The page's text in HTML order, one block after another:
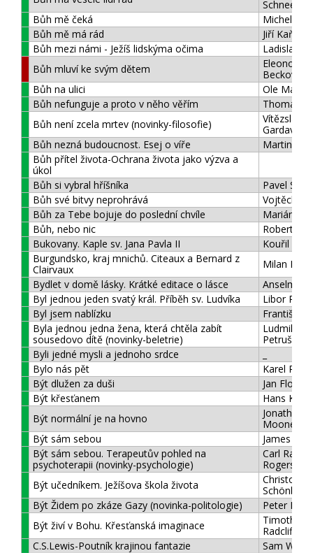
Bůh mě čeká
Michel
Bůh mě má rád
Jiří Kaňa
Bůh mezi námi - Ježíš lidskýma očima
Ladislav
Bůh mluví ke svým dětem
Eleonora
Becková
Bůh na ulici
Ole
Bůh nefunguje a proto v něho věřím
Thomas
Bůh není zcela mrtev (novinky-filosofie)
Vítězslav
Gardavský
Bůh nezná budoucnost. Esej o víře
Martin
Bůh přítel života-Ochrana života jako výzva a
úkol
Bůh si vybral hříšníka
Pavel
Bůh své bitvy neprohrává
Vojtěch
Bůh za Tebe bojuje do poslední chvíle
Marián
Bůh, nebo nic
Robert
Bukovany. Kaple sv. Jana Pavla II
Kouřil
Burgundsko, kraj mnichů. Citeaux a Bernard z
Clairvaux
Milan
Bydlet v domě lásky. Krátké editace o lásce
Anselm
Byl jednou jeden svatý král. Příběh sv. Ludvíka
Libor
Byl jsem nablízku
František
Byla jednou jedna žena, která chtěla zabít
sousedovo dítě (novinky-beletrie)
Ludmila
Byli jedné mysli a jednoho srdce
Bylo nás pět
Karel
Být dlužen za duši
Jan Florián
Být křesťanem
Hans Küng
Být normální je na hovno
Jonathan
Mooney
Být sám sebou
James
Být sám sebou. Terapeutův pohled na
psychoterapii (novinky-psychologie)
Carl
Rogers
Být učedníkem. Ježíšova škola života
Christoph
Schönborn
Být Židem po zkáze Gazy (novinka-politologie)
Peter
Být živí v Bohu. Křesťanská imaginace
Timothy
Radcliffe
C.S.Lewis-Poutník krajinou fantazie
Sam